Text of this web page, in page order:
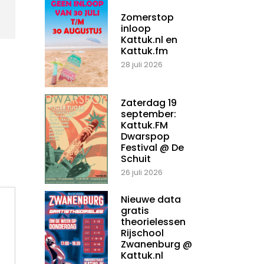
Zomerstop
inloop
Kattuk.nl en
Kattuk.fm
28 juli 2026
Zaterdag 19
september:
Kattuk.FM
Dwarspop
Festival @ De
Schuit
26 juli 2026
Nieuwe data
gratis
theorielessen
Rijschool
Zwanenburg @
Kattuk.nl